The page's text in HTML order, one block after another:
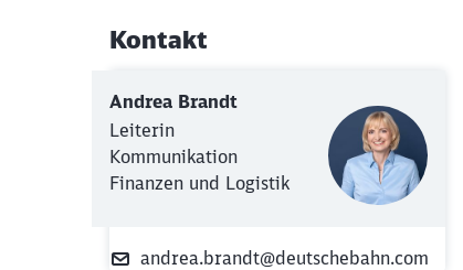
Weiterführende
Kontakt
Andrea Brandt
Leiterin
Kommunikation
Finanzen und Logistik
andrea.brandt@deutschebahn.com